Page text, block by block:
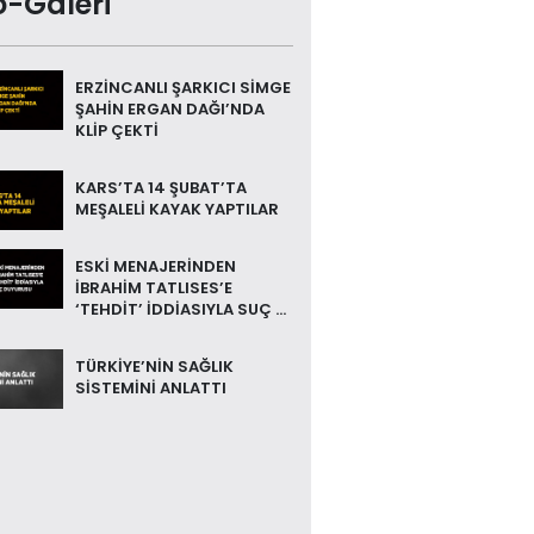
ERZİNCANLI ŞARKICI SİMGE
ŞAHİN ERGAN DAĞI’NDA
KLİP ÇEKTİ
KARS’TA 14 ŞUBAT’TA
MEŞALELİ KAYAK YAPTILAR
ESKİ MENAJERİNDEN
İBRAHİM TATLISES’E
‘TEHDİT’ İDDİASIYLA SUÇ ...
TÜRKİYE’NİN SAĞLIK
SİSTEMİNİ ANLATTI